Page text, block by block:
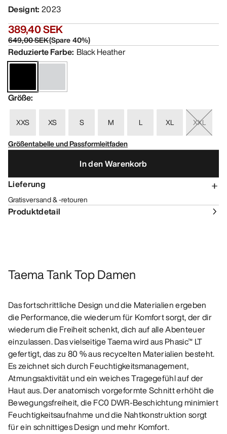
Designt: 2023
389,40 SEK
649,00 SEK(Spare40%)
Reduzierte Farbe: Black Heather
Größe:
XXS XS S M L XL
XXL
Größentabelle und Passformleitfaden
In den Warenkorb
Lieferung
Gratisversand & -retouren
Produktdetail
Taema Tank Top Damen
Das fortschrittliche Design und die Materialien ergeben
die Performance, die wiederum für Komfort sorgt, der dir
wiederum die Freiheit schenkt, dich auf alle Abenteuer
einzulassen. Das vielseitige Taema wird aus Phasic™ LT
gefertigt, das zu 80 % aus recycelten Materialien besteht.
Es zeichnet sich durch Feuchtigkeitsmanagement,
Atmungsaktivität und ein weiches Tragegefühl auf der
Haut aus. Der anatomisch vorgeformte Schnitt erhöht die
Bewegungsfreiheit, die FC0 DWR-Beschichtung minimiert
Feuchtigkeitsaufnahme und die Nahtkonstruktion sorgt
für ein schnittiges Design und mehr Komfort.